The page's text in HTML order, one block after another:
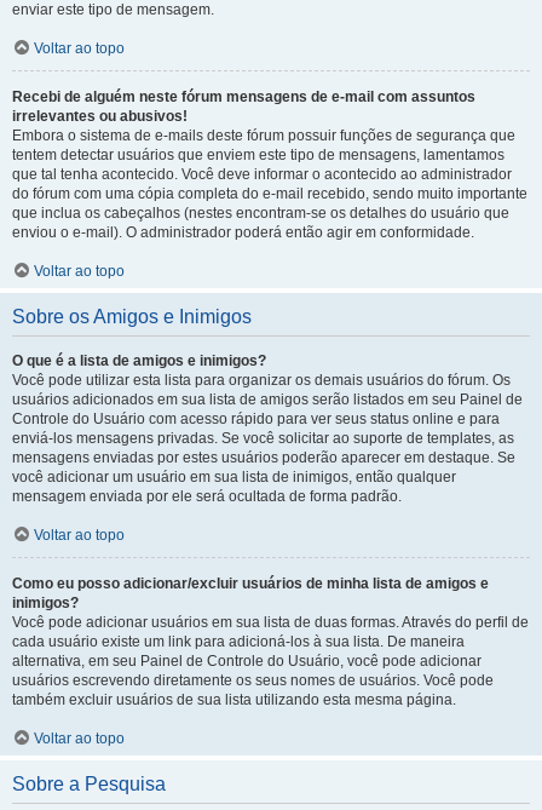
enviar este tipo de mensagem.
Voltar ao topo
Recebi de alguém neste fórum mensagens de e-mail com assuntos
irrelevantes ou abusivos!
Embora o sistema de e-mails deste fórum possuir funções de segurança que
tentem detectar usuários que enviem este tipo de mensagens, lamentamos
que tal tenha acontecido. Você deve informar o acontecido ao administrador
do fórum com uma cópia completa do e-mail recebido, sendo muito importante
que inclua os cabeçalhos (nestes encontram-se os detalhes do usuário que
enviou o e-mail). O administrador poderá então agir em conformidade.
Voltar ao topo
Sobre os Amigos e Inimigos
O que é a lista de amigos e inimigos?
Você pode utilizar esta lista para organizar os demais usuários do fórum. Os
usuários adicionados em sua lista de amigos serão listados em seu Painel de
Controle do Usuário com acesso rápido para ver seus status online e para
enviá-los mensagens privadas. Se você solicitar ao suporte de templates, as
mensagens enviadas por estes usuários poderão aparecer em destaque. Se
você adicionar um usuário em sua lista de inimigos, então qualquer
mensagem enviada por ele será ocultada de forma padrão.
Voltar ao topo
Como eu posso adicionar/excluir usuários de minha lista de amigos e
inimigos?
Você pode adicionar usuários em sua lista de duas formas. Através do perfil de
cada usuário existe um link para adicioná-los à sua lista. De maneira
alternativa, em seu Painel de Controle do Usuário, você pode adicionar
usuários escrevendo diretamente os seus nomes de usuários. Você pode
também excluir usuários de sua lista utilizando esta mesma página.
Voltar ao topo
Sobre a Pesquisa